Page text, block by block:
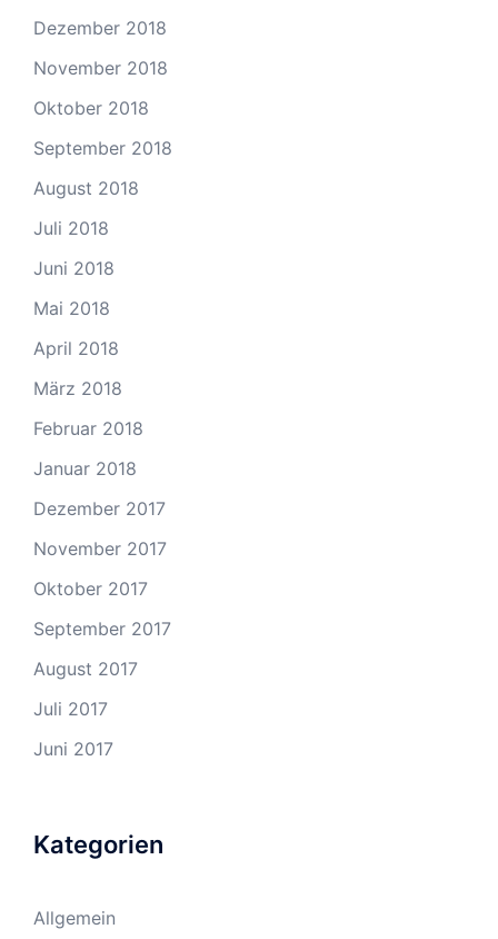
Dezember 2018
November 2018
Oktober 2018
September 2018
August 2018
Juli 2018
Juni 2018
Mai 2018
April 2018
März 2018
Februar 2018
Januar 2018
Dezember 2017
November 2017
Oktober 2017
September 2017
August 2017
Juli 2017
Juni 2017
Kategorien
Allgemein